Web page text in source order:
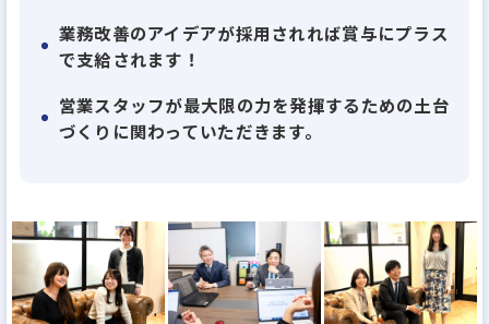
業務改善のアイデアが採用されれば賞与にプラス
で支給されます！
営業スタッフが最大限の力を発揮するための土台
づくりに関わっていただきます。